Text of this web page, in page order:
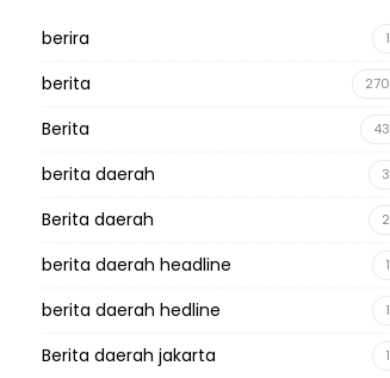
berira 1
berita 270
Berita 43
berita daerah 3
Berita daerah 2
berita daerah headline 1
berita daerah hedline 1
Berita daerah jakarta 1